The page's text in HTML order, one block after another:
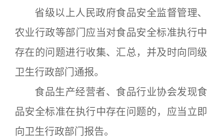
省级以上人民政府食品安全监督管理、
农业行政等部门应当对食品安全标准执行中
存在的问题进行收集、汇总，并及时向同级
卫生行政部门通报。
食品生产经营者、食品行业协会发现食
品安全标准在执行中存在问题的，应当立即
向卫生行政部门报告。